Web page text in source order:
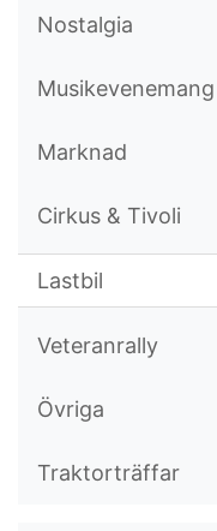
Nostalgia
Musikevenemang
Marknad
Cirkus & Tivoli
Lastbil
Veteranrally
Övriga
Traktorträffar